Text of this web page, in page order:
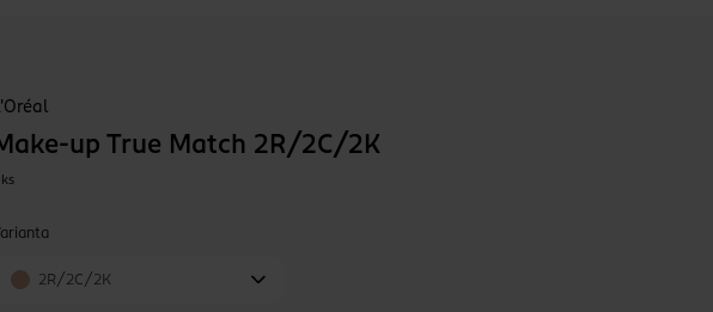
up True Match 2R/2C/2K
ks
2R/2C/2K